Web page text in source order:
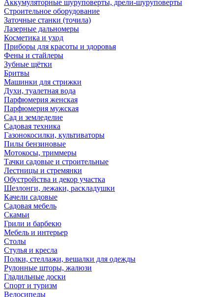
Аккумуляторные шуруповерты, дрели-шуруповерты
Строительное оборудование
Заточные станки (точила)
Лазерные дальномеры
Косметика и уход
Приборы для красоты и здоровья
Фены и стайлеры
Зубные щётки
Бритвы
Машинки для стрижки
Духи, туалетная вода
Парфюмерия женская
Парфюмерия мужская
Сад и земледелие
Садовая техника
Газонокосилки, культиваторы
Пилы бензиновые
Мотокосы, триммеры
Тачки садовые и строительные
Лестницы и стремянки
Обустройства и декор участка
Шезлонги, лежаки, раскладушки
Качели садовые
Садовая мебель
Скамьи
Грили и барбекю
Мебель и интерьер
Столы
Стулья и кресла
Полки, стеллажи, вешалки для одежды
Рулонные шторы, жалюзи
Гладильные доски
Спорт и туризм
Велосипеды